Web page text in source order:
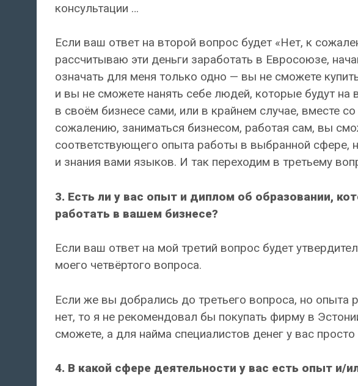
консультации …
Если ваш ответ на второй вопрос будет «Нет, к
рассчитываю эти деньги заработать в Евросоюзе,
означать для меня только одно — вы не сможете
и вы не сможете нанять себе людей, которые будут на
в своём бизнесе сами, или в крайнем случае, вместе
сожалению, заниматься бизнесом, работая сам, вы
соответствующего опыта работы в выбранной сфере,
и знания вами языков. И так переходим в третьему
3. Есть ли у вас опыт и диплом об образовании,
работать в вашем бизнесе?
Если ваш ответ на мой третий вопрос будет
моего четвёртого вопроса.
Если же вы добрались до третьего вопроса, но опыта
нет, то я не рекомендовал бы покупать фирму в
сможете, а для найма специалистов денег у вас просто
4. В какой сфере деятельности у вас есть опыт и/